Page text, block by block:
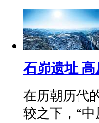
石峁遗址 高
在历朝历代
较之下，“